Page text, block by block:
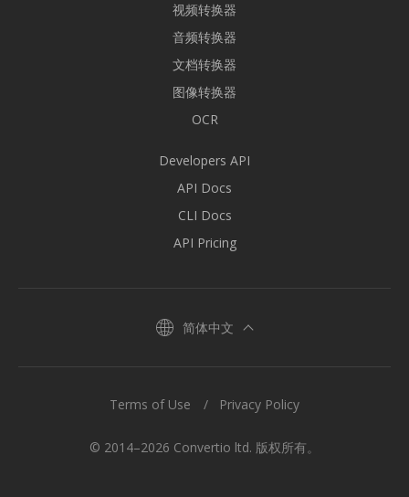
视频转换器
音频转换器
文档转换器
图像转换器
OCR
Developers API
API Docs
CLI Docs
API Pricing
简体中文
© 2014–2026 Convertio ltd. 版权所有。
Terms of Use Privacy Policy